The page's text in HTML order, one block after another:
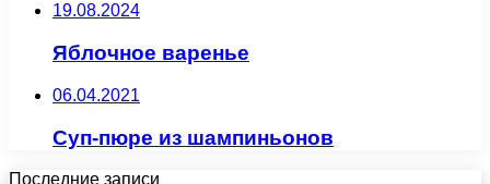
19.08.2024
Яблочное варенье
06.04.2021
Суп-пюре из шампиньонов
Последние записи